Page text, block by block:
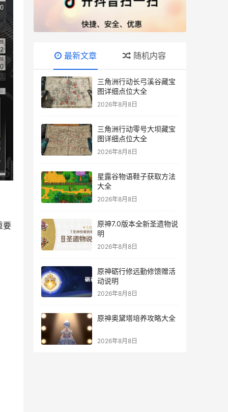
要
最新文章 随机内容
三角洲行动长弓溪谷藏宝
图详细点位大全
2026年8月8日
三角洲行动零号大坝藏宝
图详细点位大全
2026年8月8日
星露谷物语鞋子获取方法
大全
2026年8月8日
原神7.0版本全新圣遗物说
明
2026年8月8日
原神砺行修远勤修馈赠活
动说明
2026年8月8日
原神奥黛塔培养攻略大全
2026年8月8日